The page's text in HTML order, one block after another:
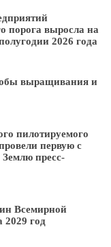
порога выросла на
2026 года
выращивания и
пилотируемого
первую с
пресс-
Всемирной
2029 год